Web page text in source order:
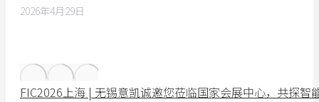
2026年4月29日
FIC2026上海 | 无锡意凯诚邀您莅临国家会展中心，共探智